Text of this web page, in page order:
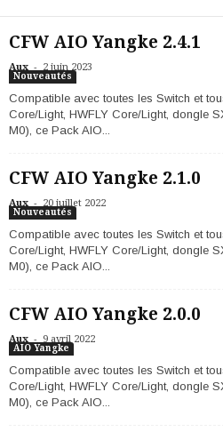
CFW AIO Yangke 2.4.1
Aux - 2 juin 2023
Nouveautés
Compatible avec toutes les Switch et
Core/Light, HWFLY Core/Light, dongle
M0), ce Pack AIO...
CFW AIO Yangke 2.1.0
Aux - 20 juillet 2022
Nouveautés
Compatible avec toutes les Switch et
Core/Light, HWFLY Core/Light, dongle
M0), ce Pack AIO...
CFW AIO Yangke 2.0.0
Aux - 9 avril 2022
AIO Yangke
Compatible avec toutes les Switch et
Core/Light, HWFLY Core/Light, dongle
M0), ce Pack AIO...